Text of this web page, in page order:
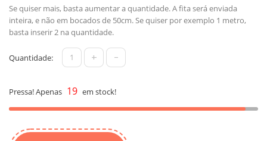
Se quiser mais, basta aumentar a quantidade. A fita será enviada
inteira, e não em bocados de 50cm. Se quiser por exemplo 1 metro,
basta inserir 2 na quantidade.
Quantidade: + -
Pressa! Apenas 19 em stock!